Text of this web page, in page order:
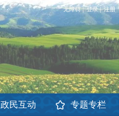
无障碍 | 登录 | 注册
政民互动 专题专栏